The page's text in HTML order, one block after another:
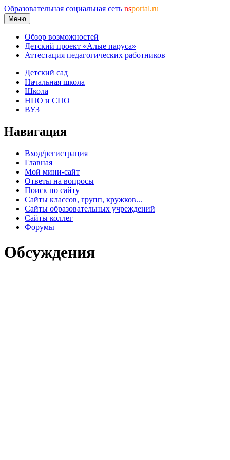
Образовательная социальная сеть nsportal.ru
Меню
Обзор возможностей
Детский проект «Алые паруса»
Аттестация педагогических работников
Детский сад
Начальная школа
Школа
НПО и СПО
ВУЗ
Навигация
Вход/регистрация
Главная
Мой мини-сайт
Ответы на вопросы
Поиск по сайту
Сайты классов, групп, кружков...
Сайты образовательных учреждений
Сайты коллег
Форумы
Обсуждения